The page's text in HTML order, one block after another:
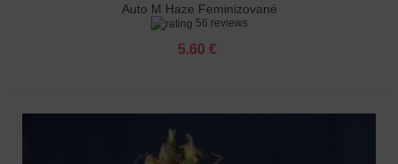
Auto M Haze Feminizované
56 reviews
5.60 €